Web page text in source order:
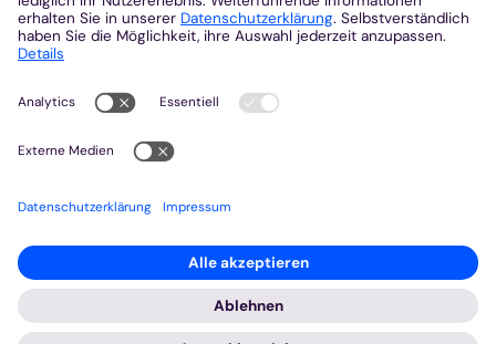
Kontakt
+49 241 452-0
kommunikation@bistum-aachen.de
www.bistum-aachen.de
2026 © Bistum Aachen Impressum